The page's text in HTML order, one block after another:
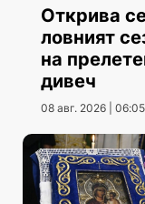
Открива
ловният
на
дивеч
08 авг. 2026 | 06:05